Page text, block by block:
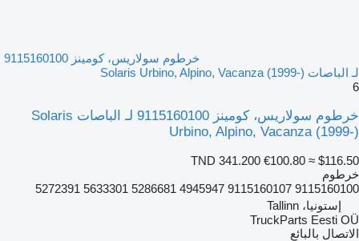
خرطوم سولاريس، كومينز 9115160100
لـ الباصات Solaris Urbino, Alpino, Vacanza (1999-)
6
خرطوم سولاريس، كومينز 9115160100 لـ الباصات Solaris
Urbino, Alpino, Vacanza (1999-)
TND 341.200 €100.80 ≈ $116.50
خرطوم
9115160100 9115160107 4945947 5286681 5633301 5272391
إستونيا، Tallinn
TruckParts Eesti OÜ
الاتصال بالبائع